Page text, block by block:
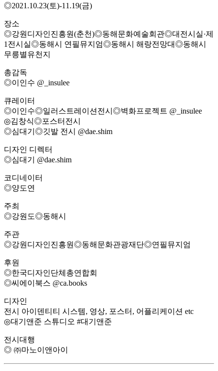
◎2021.10.23(토)-11.19(금)
장소
◎강원디자인진흥원(춘천)◎동해문화예술회관◎대전시실·제
1전시실◎동해시 연필뮤지엄◎동해시 해랑전망대◎동해시
무릉별유천지
총감독
◎이인수 @_insulee
큐레이터
◎이인수◎일러스트레이션전시◎벽화프로젝트 @_insulee
◎김창식◎포스터전시
◎심대기◎깃발 전시 @dae.shim
디자인 디렉터
◎심대기 @dae.shim
코디네이터
◎양도연
주최
◎강원도◎동해시
주관
◎강원디자인진흥원◎동해문화관광재단◎연필뮤지엄
후원
◎한국디자인단체총연합회
◎씨에이북스 @ca.books
디자인
전시 아이덴티티 시스템, 영상, 포스터, 어플리케이션 etc
◎대기앤준 스튜디오 #대기앤준
전시대행
◎ ㈜마노이앤아이